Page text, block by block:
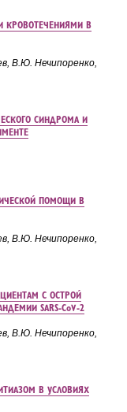
КРОВОТЕЧЕНИЯМИ В
В.Ю. Нечипоренко,
СИНДРОМА И
ПОМОЩИ В
В.Ю. Нечипоренко,
С ОСТРОЙ
SARS-CoV-2
В.Ю. Нечипоренко,
В УСЛОВИЯХ